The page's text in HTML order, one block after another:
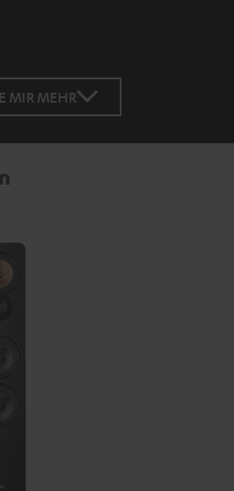
MIR MEHR